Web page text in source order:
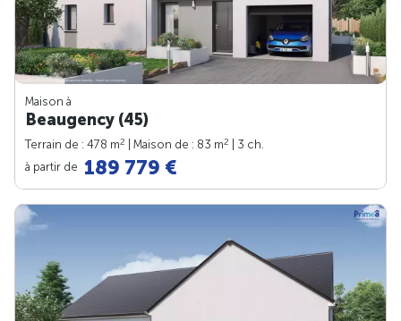
Maison à
Beaugency (45)
Terrain de : 478 m2 | Maison de : 83 m2
| 3 ch.
à partir de 189 779 €